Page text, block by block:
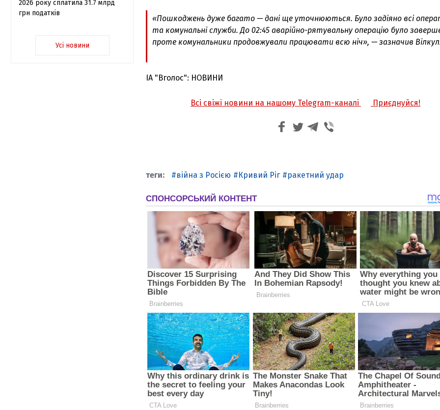
2026 року сплатила 31.7 млрд
грн податків
Усі новини
«Пошкоджень дуже багато — дані ще уточнюються. Було задіяно всі
та комунальні служби. До 02:45 аварійно-рятувальну операцію було
проте комунальники продовжували працювати всю ніч», — зазначив
ІА "Вголос": НОВИНИ
Всі свіжі новини на нашому Telegram-каналі Приєднуйся!
війна з Росією Кривий Ріг ракетний удар
З'явилося відео знищеного ворожого